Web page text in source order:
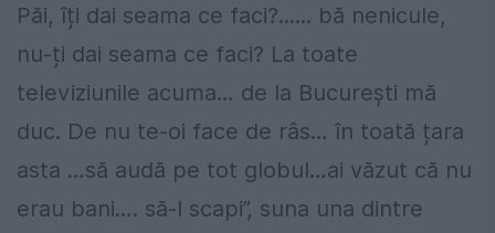
Păi, îți dai seama ce faci?...... bă nenicule,
nu-ți dai seama ce faci? La toate
televiziunile acuma… de la București mă
duc. De nu te-oi face de râs… în toată țara
asta …să audă pe tot globul…ai văzut că nu
erau bani…. să-l scapi”, suna una dintre